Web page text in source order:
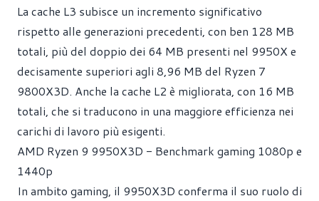
La cache L3 subisce un incremento significativo
rispetto alle generazioni precedenti, con ben 128 MB
totali, più del doppio dei 64 MB presenti nel 9950X e
decisamente superiori agli 8,96 MB del Ryzen 7
9800X3D. Anche la cache L2 è migliorata, con 16 MB
totali, che si traducono in una maggiore efficienza nei
carichi di lavoro più esigenti.
AMD Ryzen 9 9950X3D - Benchmark gaming 1080p e
1440p
In ambito gaming, il 9950X3D conferma il suo ruolo di